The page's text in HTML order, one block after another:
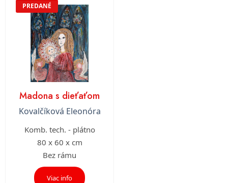
PREDANÉ
Madona s dieťaťom
Kovalčíková Eleonóra
Komb. tech. - plátno
80 x 60 x cm
Bez rámu
Viac info